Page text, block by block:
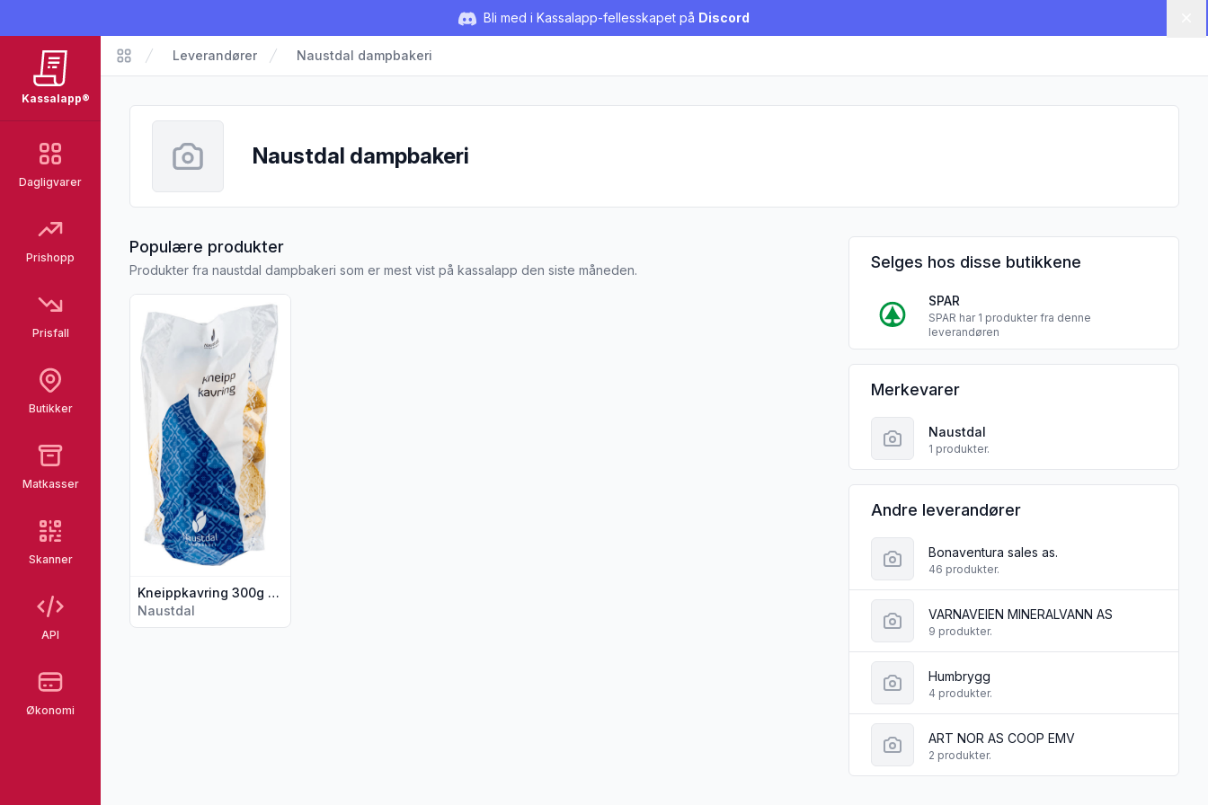
Bli med i Kassalapp-fellesskapet på Discord
Kassalapp®
Dagligvarer
Prishopp
Prisfall
Butikker
Matkasser
Skanner
API
Økonomi
Kassalapp
Leverandører Naustdal dampbakeri
Naustdal dampbakeri
Populære produkterfra Naustdal dampbakeri
Produkter fra naustdal dampbakeri som er mest vist på kassalapp den siste måneden.
Kneippkavring 300g Naustdal
Naustdal
Vis flere detaljer for produktet "Kneippkavring 300g Naustdal"
Selges hos disse butikkene
SPAR
SPAR har 1 produkter fra denne
leverandøren
Naustdal dampbakeri sine
Merkevarer
Naustdal
1 produkter.
Andre leverandører
Bonaventura sales as.
46 produkter.
VARNAVEIEN MINERALVANN AS
9 produkter.
Humbrygg
4 produkter.
ART NOR AS COOP EMV
2 produkter.